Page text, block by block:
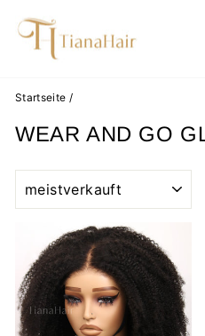
zum
Inhalt
Startseite /
WEAR AND GO